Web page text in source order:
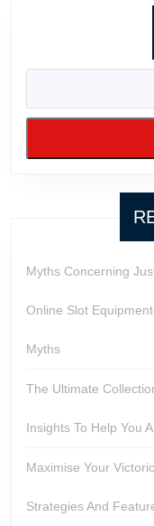
Myths Concerning
Online Slot
Myths
The Ultimate
Insights To Help You
Maximise Your
Strategies And